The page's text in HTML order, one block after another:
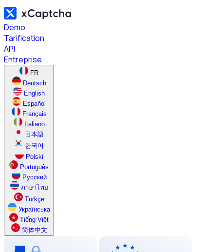
Démo
Tarification
API
Entreprise
FR
Deutsch
English
Español
Français
Italiano
日本語
한국어
Polski
Português
Русский
ภาษาไทย
Türkçe
Українська
Tiếng Việt
简体中文